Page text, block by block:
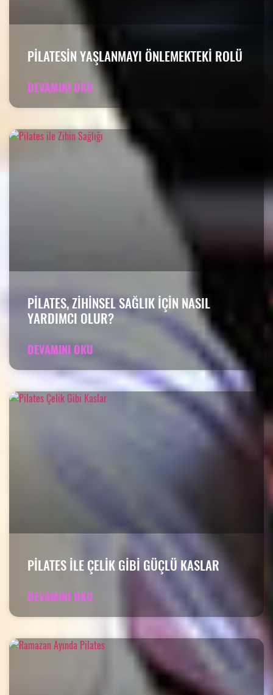
PILATESIN YAŞLANMAYI ÖNLEMEKTEKI ROLÜ
DEVAMINI OKU
PILATES, ZIHINSEL SAĞLIK IÇIN NASIL
YARDIMCI OLUR?
DEVAMINI OKU
PILATES ILE ÇELIK GIBI GÜÇLÜ KASLAR
DEVAMINI OKU